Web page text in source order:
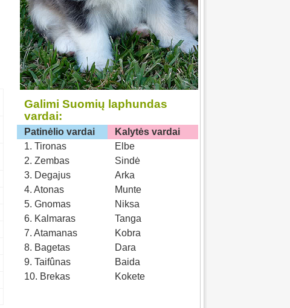
Galimi Suomių laphundas
vardai:
Patinėlio vardai
Kalytės vardai
1. Tironas
Elbe
2. Zembas
Sindė
3. Degajus
Arka
4. Atonas
Munte
5. Gnomas
Niksa
6. Kalmaras
Tanga
7. Atamanas
Kobra
8. Bagetas
Dara
9. Taifûnas
Baida
10. Brekas
Kokete